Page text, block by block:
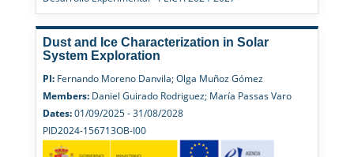
Dust and Ice Characterization in Solar
System Exploration
PI:Fernando Moreno Danvila; Olga Muñoz Gómez
Members:Daniel Guirado Rodriguez; María Passas Varo
Dates:01/09/2025 - 31/08/2028
PID2024-156713OB-I00